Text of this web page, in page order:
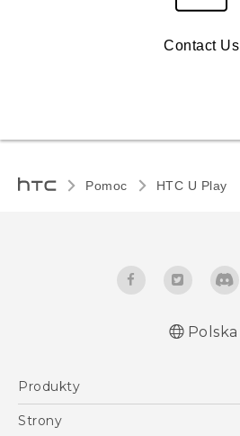
Contact Us
Pomoc HTC U Play‎
Polska
Produkty
Smartfony
Strony